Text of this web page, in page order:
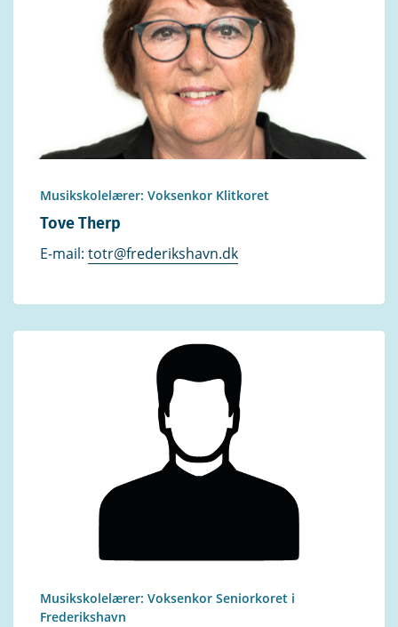
Musikskolelærer: Voksenkor Klitkoret
Tove Therp
E-mail: totr@frederikshavn.dk
Musikskolelærer: Voksenkor Seniorkoret i
Frederikshavn